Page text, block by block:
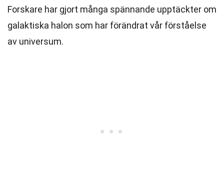
Forskare har gjort många spännande upptäckter om
galaktiska halon som har förändrat vår förståelse
av universum.